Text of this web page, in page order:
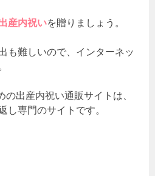
産内祝いを贈りましょう。
も難しいので、インターネッ
出産内祝い通販サイトは、
し専門のサイトです。